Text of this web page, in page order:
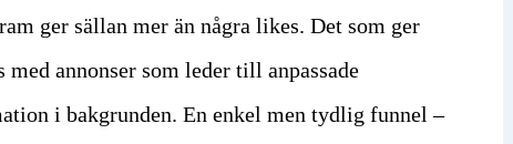
ger sällan mer än några likes. Det som ger
annonser som leder till anpassade
i bakgrunden. En enkel men tydlig funnel –